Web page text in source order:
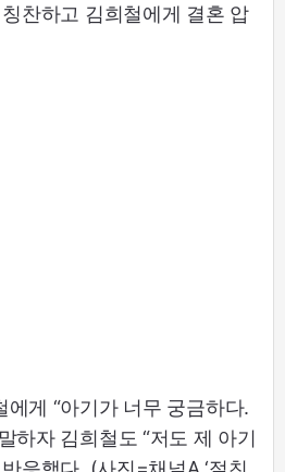
찬하고 김희철에게 결혼 압
에게 “아기가 너무 궁금하다.
하자 김희철도 “저도 제 아기